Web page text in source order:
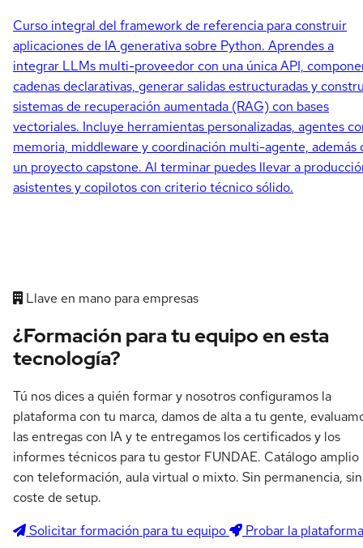
Curso integral del framework de referencia para construir
aplicaciones de IA generativa sobre Python. Aprendes a
integrar LLMs multi-proveedor con una única API,
cadenas declarativas, generar salidas estructuradas y
sistemas de recuperación aumentada (RAG) con bases
vectoriales. Incluye herramientas personalizadas, agentes
memoria, middleware y coordinación multi-agente, además
un proyecto capstone. Al terminar puedes llevar a
asistentes y copilotos con criterio técnico sólido.
Llave en mano para empresas
¿Formación para tu equipo en esta
tecnología?
Tú nos dices a quién formar y nosotros configuramos la
plataforma con tu marca, damos de alta a tu gente,
las entregas con IA y te entregamos los certificados y los
informes técnicos para tu gestor FUNDAE. Catálogo amplio
con teleformación, aula virtual o mixto. Sin permanencia, sin
coste de setup.
Solicitar formación para tu equipo
Probar la plataforma